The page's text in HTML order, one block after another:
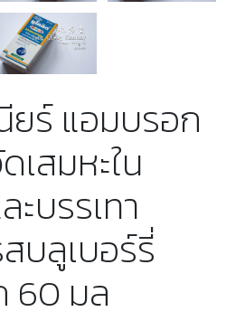
ยร์ แอมบรอก
เสมหะใน
บรรเทา
บลูเบอร์รี่
60 มล